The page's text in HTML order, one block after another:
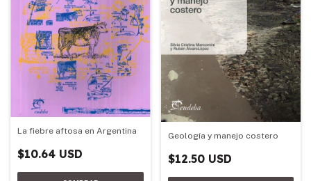
La fiebre aftosa en Argentina
$10.64 USD
Geología y manejo costero
$12.50 USD